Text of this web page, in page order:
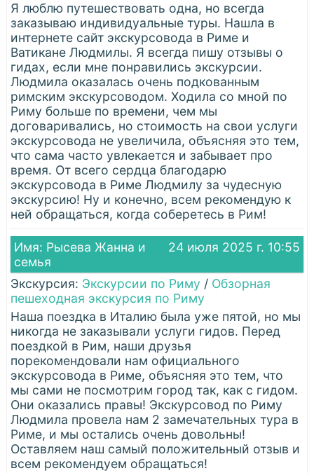
Я люблю путешествовать одна, но всегда
заказываю индивидуальные туры. Нашла в
интернете сайт экскурсовода в Риме и
Ватикане Людмилы. Я всегда пишу отзывы о
гидах, если мне понравились экскурсии.
Людмила оказалась очень подкованным
римским экскурсоводом. Ходила со мной по
Риму больше по времени, чем мы
договаривались, но стоимость на свои услуги
экскурсовода не увеличила, объясняя это тем,
что сама часто увлекается и забывает про
время. От всего сердца благодарю
экскурсовода в Риме Людмилу за чудесную
экскурсию! Ну и конечно, всем рекомендую к
ней обращаться, когда соберетесь в Рим!
24 июля 2025 г. 10:55
Имя: Рысева Жанна и
семья
Экскурсия: Экскурсии по Риму / Обзорная
пешеходная экскурсия по Риму
Наша поездка в Италию была уже пятой, но мы
никогда не заказывали услуги гидов. Перед
поездкой в Рим, наши друзья
порекомендовали нам официального
экскурсовода в Риме, объясняя это тем, что
мы сами не посмотрим город так, как с гидом.
Они оказались правы! Экскурсовод по Риму
Людмила провела нам 2 замечательных тура в
Риме, и мы остались очень довольны!
Оставляем наш самый положительный отзыв и
всем рекомендуем обращаться!